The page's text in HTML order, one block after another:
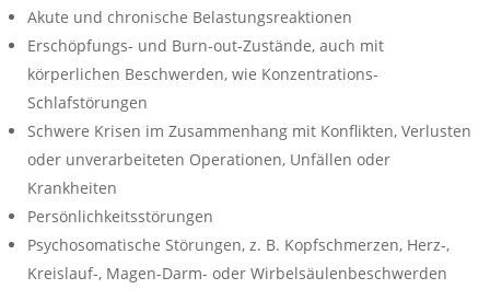
Akute und chronische Belastungsreaktionen
Erschöpfungs- und Burn-out-Zustände, auch mit
körperlichen Beschwerden, wie Konzentrations-
Schlafstörungen
Schwere Krisen im Zusammenhang mit Konflikten, Verlusten
oder unverarbeiteten Operationen, Unfällen oder
Krankheiten
Persönlichkeitsstörungen
Psychosomatische Störungen, z. B. Kopfschmerzen, Herz-,
Kreislauf-, Magen-Darm- oder Wirbelsäulenbeschwerden